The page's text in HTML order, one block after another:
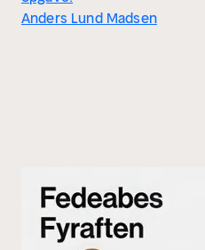
Anders Lund Madsen